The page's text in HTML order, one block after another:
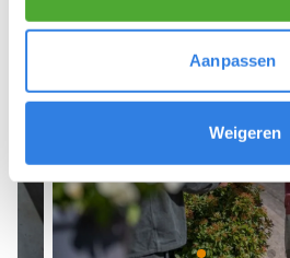
Aanpassen
Weigeren